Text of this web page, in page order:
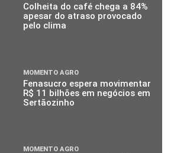
Colheita do café chega a 84%
apesar do atraso provocado
pelo clima
MOMENTO AGRO
Fenasucro espera movimentar
R$ 11 bilhões em negócios em
Sertãozinho
MOMENTO AGRO